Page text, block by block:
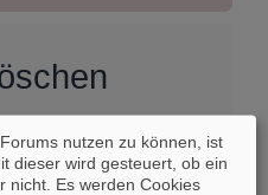
Sie alle Cookies des
nutzen zu können, ist
dieser wird gesteuert, ob ein
nicht. Es werden Cookies